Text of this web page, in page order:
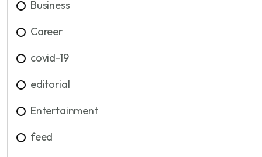
Business
Career
covid-19
editorial
Entertainment
feed